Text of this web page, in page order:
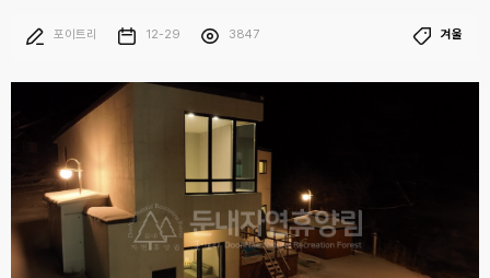
포이트리 12-29 3847 겨울